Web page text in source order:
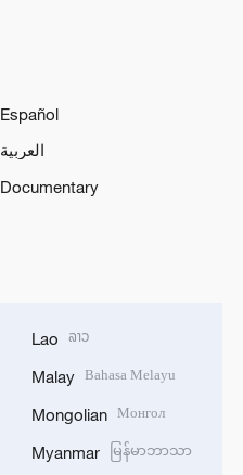
Español
العربية
Documentary
Lao ລາວ
Malay Bahasa Melayu
Mongolian Монгол
Myanmar မြန်မာဘာသာ